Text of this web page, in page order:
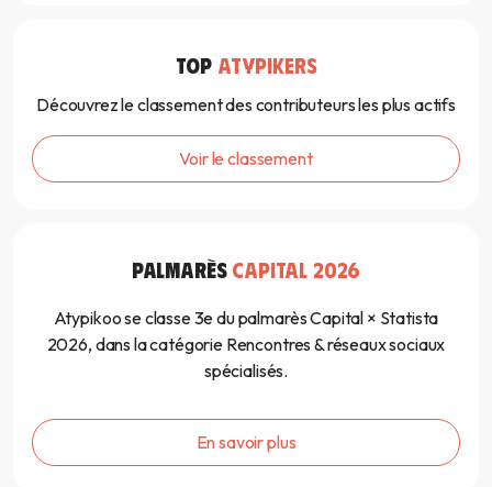
TOP ATYPIKERS
Découvrez le classement des contributeurs les plus actifs
Voir le classement
PALMARÈS CAPITAL 2026
Atypikoo se classe 3e du palmarès Capital × Statista
2026, dans la catégorie Rencontres & réseaux sociaux
spécialisés.
En savoir plus